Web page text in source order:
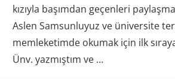
kızıyla başımdan geçenleri
Aslen Samsunluyuz ve üniversite
memleketimde okumak için ilk
Ünv. yazmıştım ve …